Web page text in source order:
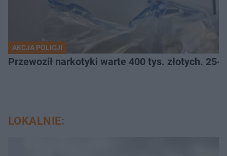
AKCJA POLICJI
Przewoził narkotyki warte 400 tys. złotych.
LOKALNIE: